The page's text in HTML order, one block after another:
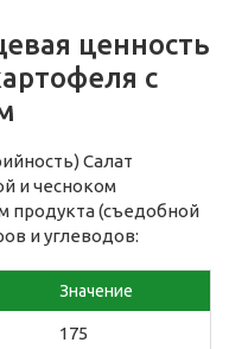
ценность
с
Салат
и чесноком
продукта (съедобной
и углеводов:
Значение
175